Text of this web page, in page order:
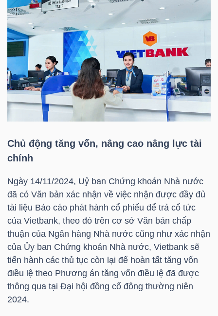
Chủ động tăng vốn, nâng cao nâng lực tài
chính
Ngày 14/11/2024, Uỷ ban Chứng khoán Nhà nước
đã có Văn bản xác nhận về việc nhận được đầy đủ
tài liệu Báo cáo phát hành cổ phiếu để trả cổ tức
của Vietbank, theo đó trên cơ sở Văn bản chấp
thuận của Ngân hàng Nhà nước cũng như xác nhận
của Ủy ban Chứng khoán Nhà nước, Vietbank sẽ
tiến hành các thủ tục còn lại để hoàn tất tăng vốn
điều lệ theo Phương án tăng vốn điều lệ đã được
thông qua tại Đại hội đồng cổ đông thường niên
2024.
HÀNG
KINH
TẾ
THẾ
ĐÔNG
DƯƠNG
TÀI
CHÍNH